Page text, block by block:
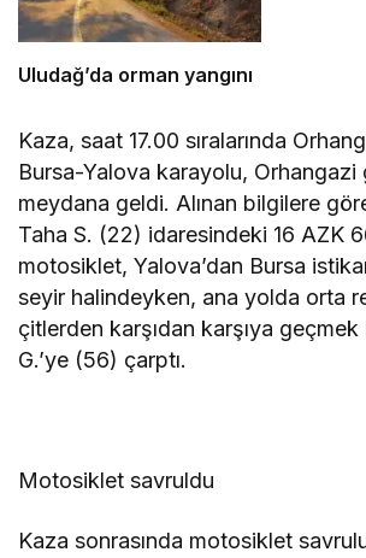
Uludağ’da orman yangını
Kaza, saat 17.00 sıralarında
Bursa-Yalova karayolu, Orhangazi
meydana geldi. Alınan bilgilere
Taha S. (22) idaresindeki 16 AZK
motosiklet, Yalova’dan Bursa
seyir halindeyken, ana yolda orta
çitlerden karşıdan karşıya
G.’ye (56) çarptı.
Motosiklet savruldu
Kaza sonrasında motosiklet